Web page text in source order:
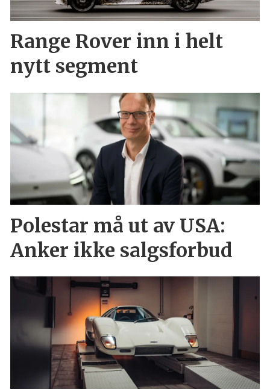
Range Rover inn i helt
nytt segment
Polestar må ut av USA:
Anker ikke salgsforbud